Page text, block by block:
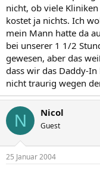
nicht, ob viele
kostet ja nichts. Ich
mein Mann hatte da
bei unserer 1 1/2
gewesen, aber das
dass wir das Daddy-
nicht traurig wegen
N Nicol
Guest
25 Januar 2004